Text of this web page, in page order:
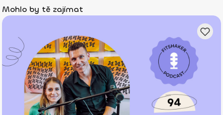
Mohlo by tě zajímat